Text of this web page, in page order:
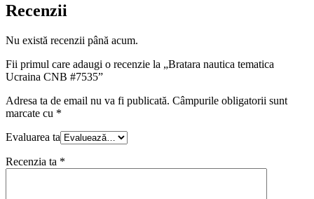
Recenzii
Nu există recenzii până acum.
Fii primul care adaugi o recenzie la „Bratara nautica tematica
Ucraina CNB #7535”
Adresa ta de email nu va fi publicată. Câmpurile obligatorii sunt
marcate cu *
Evaluarea ta
Recenzia ta *